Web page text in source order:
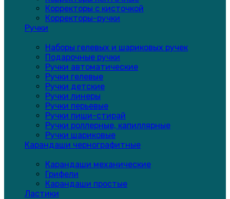
Корректоры с кисточкой
Корректоры-ручки
Ручки
Наборы гелевых и шариковых ручек
Подарочные ручки
Ручки автоматические
Ручки гелевые
Ручки детские
Ручки линеры
Ручки перьевые
Ручки пиши-стирай
Ручки роллерные, капиллярные
Ручки шариковые
Карандаши чернографитные
Карандаши механические
Грифели
Карандаши простые
Ластики